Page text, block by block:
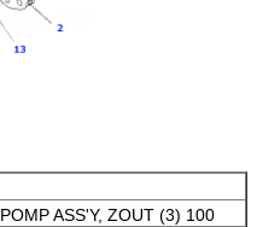
POMP ASS'Y, ZOUT (3) 100